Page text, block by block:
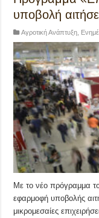
υποβολή
Αγροτική Ανάπτυξη
Με το νέο πρόγραμμα
εφαρμοφή υποβολής
μικρομεσαίες